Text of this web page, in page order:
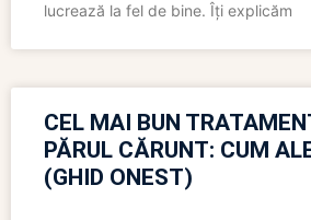
lucrează la fel de bine. Îți explicăm
CEL MAI BUN
PĂRUL CĂRUNT: CUM
(GHID ONEST)